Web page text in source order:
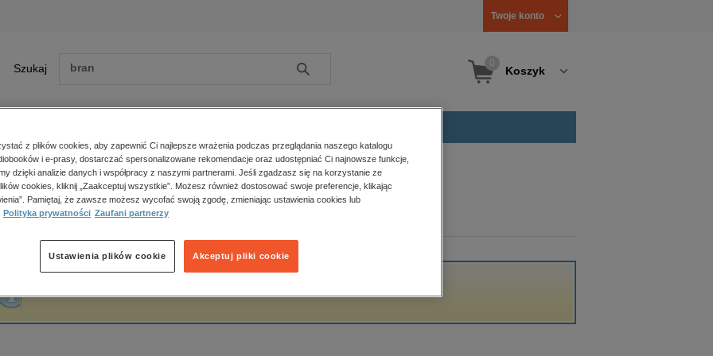
Twoje konto
Szukaj Szukaj Koszyk
Zobacz wszystkie E-prasa
polityka, społeczno-informacyjne
psychologiczne
popularno-naukowe
historia
główna Wilhelm Feldman
Feldman
z plików cookies, aby zapewnić Ci najlepsze wrażenia podczas przeglądania naszego katalogu
i e-prasy, dostarczać spersonalizowane rekomendacje oraz udostępniać Ci najnowsze funkcje,
dzięki analizie danych i współpracy z naszymi partnerami. Jeśli zgadzasz się na korzystanie ze
cookies, kliknij „Zaakceptuj wszystkie”. Możesz również dostosować swoje preferencje, klikając
Pamiętaj, że zawsze możesz wycofać swoją zgodę, zmieniając ustawienia cookies lub
Polityka prywatności Zaufani partnerzy
Akceptuj pliki cookie
Ustawienia plików cookie